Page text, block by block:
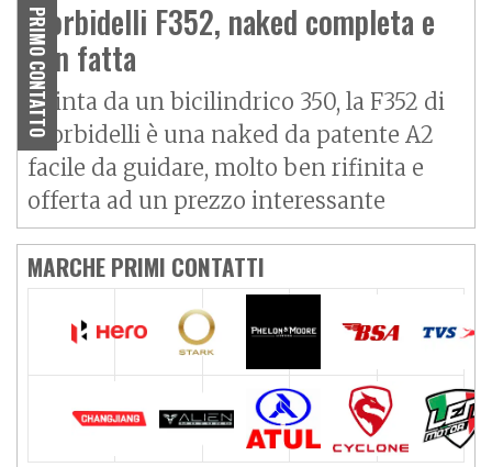
PRIMO CONTATTO
Morbidelli F352, naked completa e
ben fatta
Spinta da un bicilindrico 350, la F352 di
Morbidelli è una naked da patente A2
facile da guidare, molto ben rifinita e
offerta ad un prezzo interessante
MARCHE PRIMI CONTATTI